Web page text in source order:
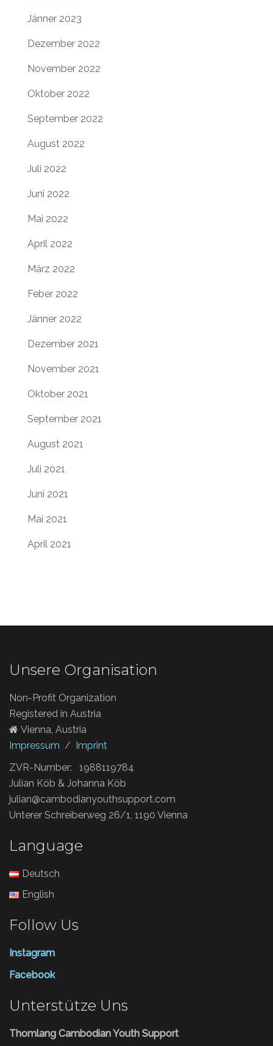
Jänner 2023
Dezember 2022
November 2022
Oktober 2022
September 2022
August 2022
Juli 2022
Juni 2022
Mai 2022
April 2022
März 2022
Feber 2022
Jänner 2022
Dezember 2021
November 2021
Oktober 2021
September 2021
August 2021
Juli 2021
Juni 2021
Mai 2021
April 2021
Unsere Organisation
Non-Profit Organization
Registered in Austria
Vienna, Austria
Impressum / Imprint
ZVR-Number: 1988119784
Julian Köb & Johanna Köb
julian@cambodianyouthsupport.com
Unterer Schreiberweg 26/1, 1190 Vienna
Language
Deutsch
English
Follow Us
Instagram
Facebook
Unterstütze Uns
Thomlang Cambodian Youth Support